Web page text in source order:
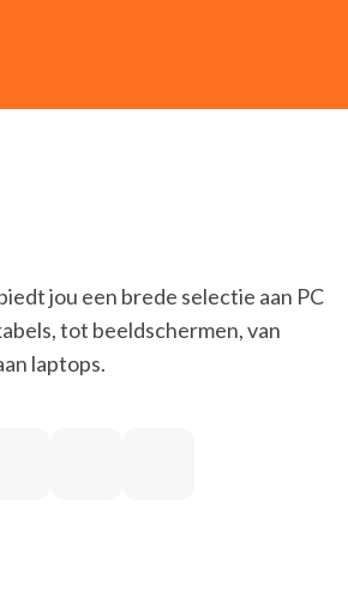
jou een brede selectie aan PC
tot beeldschermen, van
laptops.